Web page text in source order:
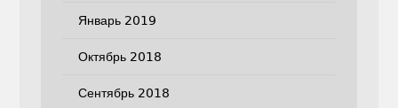
Январь 2019
Октябрь 2018
Сентябрь 2018